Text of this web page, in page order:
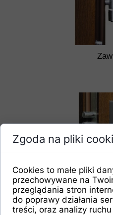
Zamek
Zgoda na pliki
Cookies to małe pliki
przechowywane na
przeglądania stron
do poprawy działania
treści, oraz analizy